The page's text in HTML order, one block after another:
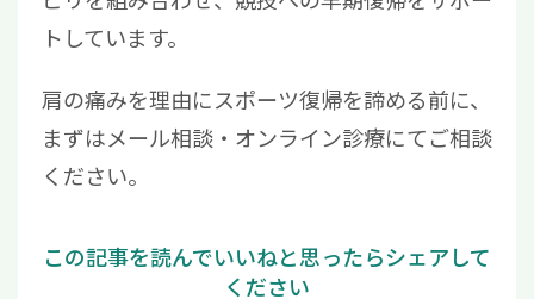
トしています。
肩の痛みを理由にスポーツ復帰を諦める前に、
まずはメール相談・オンライン診療にてご相談
ください。